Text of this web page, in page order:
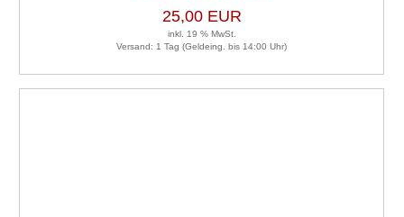
25,00 EUR
inkl. 19 % MwSt.
Versand: 1 Tag (Geldeing. bis 14:00 Uhr)